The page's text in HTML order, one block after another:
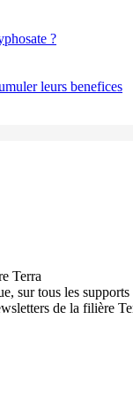
?
leurs benefices
Terra
sur tous les supports
de la filière